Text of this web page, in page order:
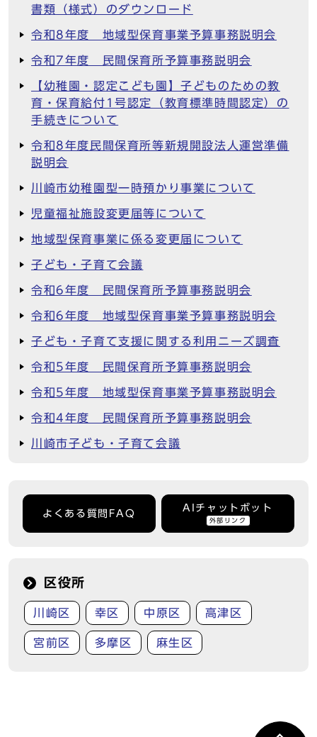
書類（様式）のダウンロード
令和8年度 地域型保育事業予算事務説明会
令和7年度 民間保育所予算事務説明会
【幼稚園・認定こども園】子どものための教
育・保育給付1号認定（教育標準時間認定）の
手続きについて
令和8年度民間保育所等新規開設法人運営準備
説明会
川崎市幼稚園型一時預かり事業について
児童福祉施設変更届等について
地域型保育事業に係る変更届について
子ども・子育て会議
令和6年度 民間保育所予算事務説明会
令和6年度 地域型保育事業予算事務説明会
子ども・子育て支援に関する利用ニーズ調査
令和5年度 民間保育所予算事務説明会
令和5年度 地域型保育事業予算事務説明会
令和4年度 民間保育所予算事務説明会
川崎市子ども・子育て会議
よくある質問FAQ
AIチャットボット
外部リンク
区役所
川崎区 幸区 中原区 高津区
宮前区 多摩区 麻生区